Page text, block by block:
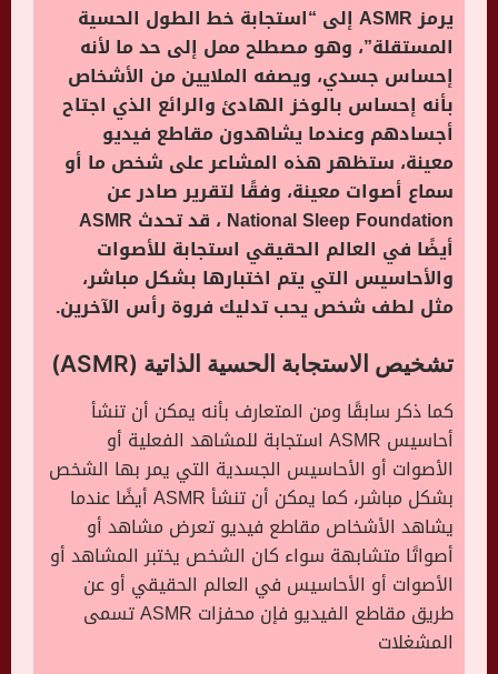
يرمز ASMR إلى “استجابة خط الطول الحسية
المستقلة”، وهو مصطلح ممل إلى حد ما لأنه
إحساس جسدي، ويصفه الملايين من الأشخاص
بأنه إحساس بالوخز الهادئ والرائع الذي اجتاح
أجسادهم وعندما يشاهدون مقاطع فيديو
معينة، ستظهر هذه المشاعر على شخص ما أو
سماع أصوات معينة، وفقًا لتقرير صادر عن
National Sleep Foundation ، قد تحدث ASMR
أيضًا في العالم الحقيقي استجابة للأصوات
والأحاسيس التي يتم اختبارها بشكل مباشر،
مثل لطف شخص يحب تدليك فروة رأس الآخرين.
تشخيص الاستجابة الحسية الذاتية (ASMR)
كما ذكر سابقًا ومن المتعارف بأنه يمكن أن تنشأ
أحاسيس ASMR استجابة للمشاهد الفعلية أو
الأصوات أو الأحاسيس الجسدية التي يمر بها الشخص
بشكل مباشر، كما يمكن أن تنشأ ASMR أيضًا عندما
يشاهد الأشخاص مقاطع فيديو تعرض مشاهد أو
أصواتًا متشابهة سواء كان الشخص يختبر المشاهد أو
الأصوات أو الأحاسيس في العالم الحقيقي أو عن
طريق مقاطع الفيديو فإن محفزات ASMR تسمى
المشغلات